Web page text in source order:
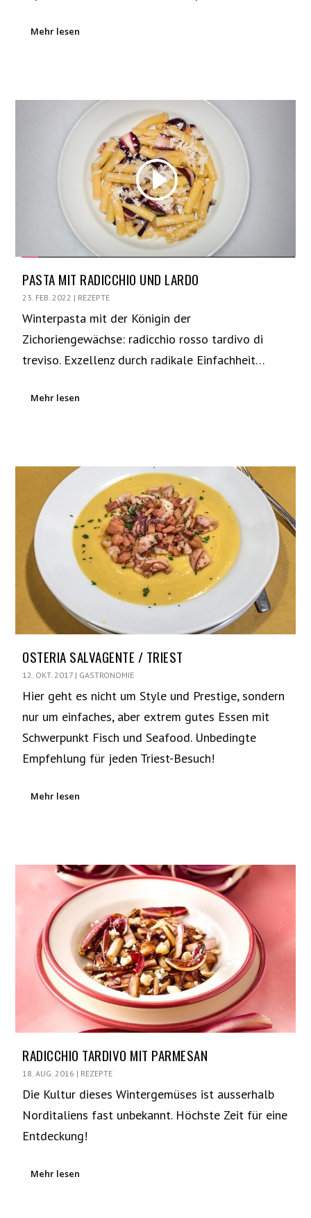
Mehr lesen
PASTA MIT RADICCHIO UND LARDO
23. FEB. 2022 | REZEPTE
Winterpasta mit der Königin der
Zichoriengewächse: radicchio rosso tardivo di
treviso. Exzellenz durch radikale Einfachheit…
Mehr lesen
OSTERIA SALVAGENTE / TRIEST
12. OKT. 2017 | GASTRONOMIE
Hier geht es nicht um Style und Prestige, sondern
nur um einfaches, aber extrem gutes Essen mit
Schwerpunkt Fisch und Seafood. Unbedingte
Empfehlung für jeden Triest-Besuch!
Mehr lesen
RADICCHIO TARDIVO MIT PARMESAN
18. AUG. 2016 | REZEPTE
Die Kultur dieses Wintergemüses ist ausserhalb
Norditaliens fast unbekannt. Höchste Zeit für eine
Entdeckung!
Mehr lesen